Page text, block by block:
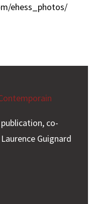
ehess_photos/
co-
Guignard